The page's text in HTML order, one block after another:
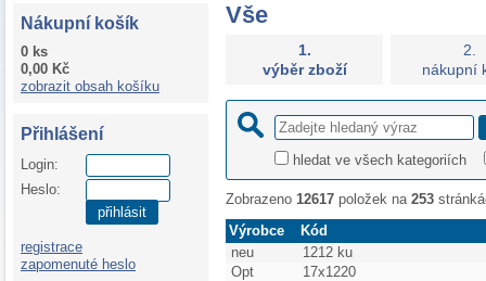
Nákupní košík
0 ks
0,00 Kč
zobrazit obsah košíku
Přihlášení
Login:
Heslo:
přihlásit
registrace
zapomenuté heslo
Vše
1.
výběr zboží
2.
nákupní
hledat ve všech kategoriích
Zobrazeno 12617 položek na 253
Výrobce
Kód
neu
1212 ku
Opt
17x1220